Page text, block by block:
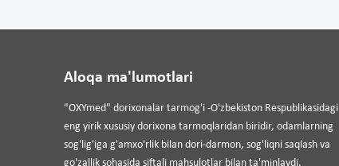
Aloqa ma'lumotlari
"OXYmed" dorixonalar tarmog'i -O'zbekiston Respublikasidagi
eng yirik xususiy dorixona tarmoqlaridan biridir, odamlarning
sog'lig'iga g'amxo'rlik bilan dori-darmon, sog'liqni saqlash va
go'zallik sohasida siftali mahsulotlar bilan ta'minlaydi.